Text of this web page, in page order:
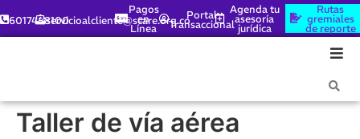
6017448100servicioalcliente@scare.org.co
Pagos
en
Línea
Portal
Transaccional
Agenda tu
asesoría
jurídica
Rutas
gremiales
de reporte
Taller de vía aérea